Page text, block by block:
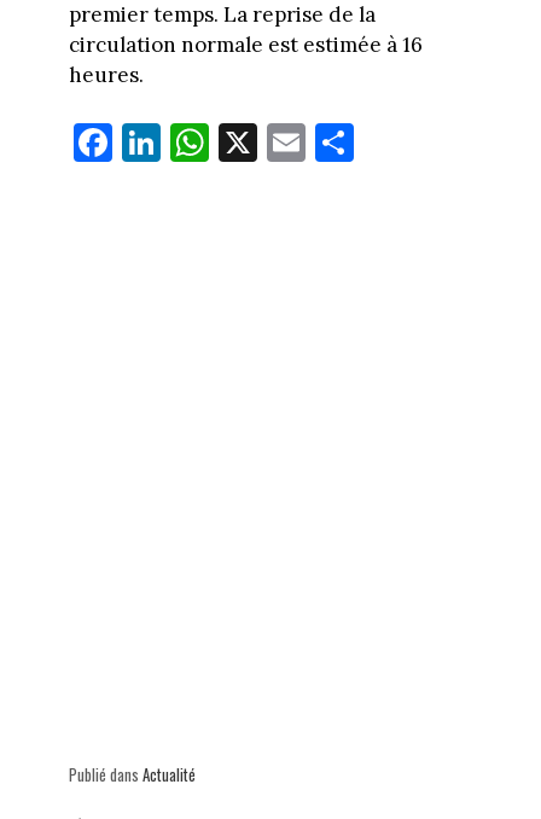
premier temps. La reprise de la
circulation normale est estimée à 16
heures.
Fa
ce
Li
nk
W
ha
X E
m
Pa
rt
Publié dans Actualité